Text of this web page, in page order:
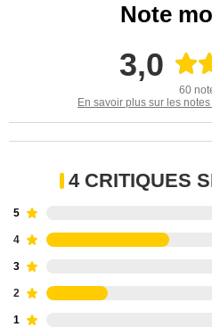
Note
3,0
60
En savoir plus sur les
4 CRITIQUES
5
4
3
2
1